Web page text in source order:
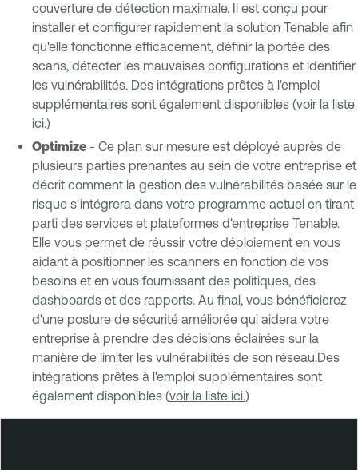
couverture de détection maximale. Il est conçu pour
installer et configurer rapidement la solution Tenable afin
qu'elle fonctionne efficacement, définir la portée des
scans, détecter les mauvaises configurations et identifier
les vulnérabilités. Des intégrations prêtes à l'emploi
supplémentaires sont également disponibles (voir la liste
ici.)
Optimize - Ce plan sur mesure est déployé auprès de
plusieurs parties prenantes au sein de votre entreprise et
décrit comment la gestion des vulnérabilités basée sur le
risque s'intégrera dans votre programme actuel en tirant
parti des services et plateformes d'entreprise Tenable.
Elle vous permet de réussir votre déploiement en vous
aidant à positionner les scanners en fonction de vos
besoins et en vous fournissant des politiques, des
dashboards et des rapports. Au final, vous bénéficierez
d'une posture de sécurité améliorée qui aidera votre
entreprise à prendre des décisions éclairées sur la
manière de limiter les vulnérabilités de son réseau.Des
intégrations prêtes à l'emploi supplémentaires sont
également disponibles (voir la liste ici.)